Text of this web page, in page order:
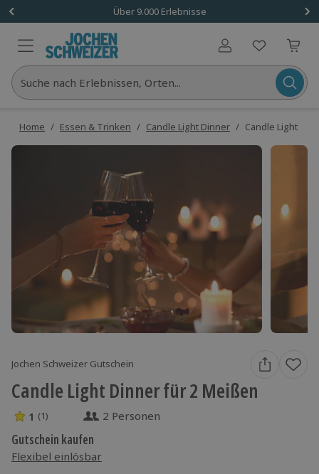
Über 9.000 Erlebnisse
Benutzerkonto
Suche nach Erlebnissen, Orten...
Home / Essen & Trinken / Candle Light Dinner / Candle Light
Jochen Schweizer Gutschein
Candle Light Dinner für 2 Meißen
1 Sterne von 5 aus 1 Bewertungen
1 (1) 2 Personen
Gutschein kaufen
Flexibel einlösbar